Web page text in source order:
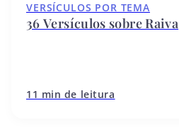
VERSÍCULOS POR TEMA
36 Versículos sobre Raiva
11 min de leitura